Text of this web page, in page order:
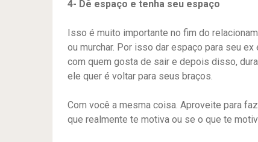
4- Dê espaço e tenha seu espaço
Isso é muito importante no fim do
ou murchar. Por isso dar espaço para seu
com quem gosta de sair e depois disso,
ele quer é voltar para seus braços.
Com você a mesma coisa. Aproveite para
que realmente te motiva ou se o que te